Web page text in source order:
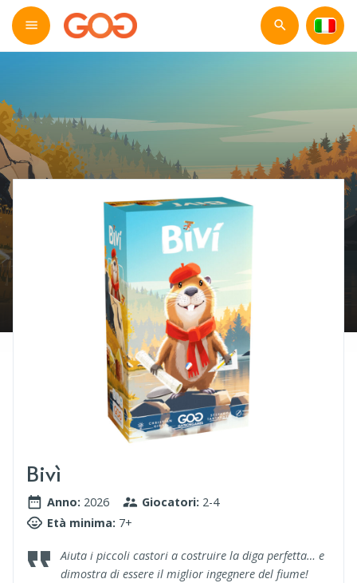
Bivì
Anno: 2026 Giocatori: 2-4
Età minima: 7+
Aiuta i piccoli castori a costruire la diga perfetta… e
dimostra di essere il miglior ingegnere del fiume!